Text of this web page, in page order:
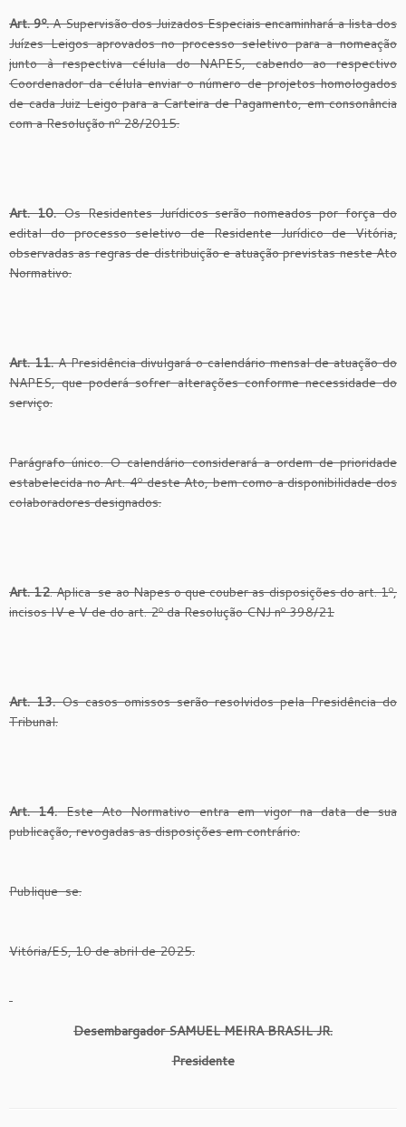
Art. 9º.A Supervisão dos Juizados Especiais encaminhará a lista dos
Juízes Leigos aprovados no processo seletivo para a nomeação
junto à respectiva célula do NAPES, cabendo ao respectivo
Coordenador da célula enviar o número de projetos homologados
de cada Juiz Leigo para a Carteira de Pagamento, em consonância
com a Resolução nº 28/2015.
Art. 10.Os Residentes Jurídicos serão nomeados por força do
edital do processo seletivo de Residente Jurídico de Vitória,
observadas as regras de distribuição e atuação previstas neste Ato
Normativo.
Art. 11.A Presidência divulgará o calendário mensal de atuação do
NAPES, que poderá sofrer alterações conforme necessidade do
serviço.
Parágrafo único. O calendário considerará a ordem de prioridade
estabelecida no Art. 4º deste Ato, bem como a disponibilidade dos
colaboradores designados.
Art. 12. Aplica-se ao Napes o que couber as disposições do art. 1º,
incisos IV e V de do art. 2º da Resolução CNJ nº 398/21
Art. 13.Os casos omissos serão resolvidos pela Presidência do
Tribunal.
Art. 14.Este Ato Normativo entra em vigor na data de sua
publicação, revogadas as disposições em contrário.
Publique-se.
Vitória/ES, 10 de abril de 2025.
Desembargador SAMUEL MEIRA BRASIL JR.
Presidente